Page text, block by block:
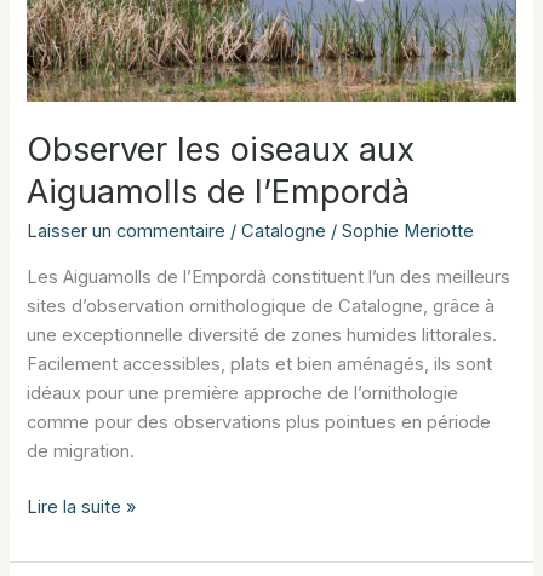
Observer les oiseaux aux
Aiguamolls de l’Empordà
Laisser un commentaire /Catalogne /Sophie Meriotte
Les Aiguamolls de l’Empordà constituent l’un des meilleurs
sites d’observation ornithologique de Catalogne, grâce à
une exceptionnelle diversité de zones humides littorales.
Facilement accessibles, plats et bien aménagés, ils sont
idéaux pour une première approche de l’ornithologie
comme pour des observations plus pointues en période
de migration.
Observer
oiseaux
Lire la suite »